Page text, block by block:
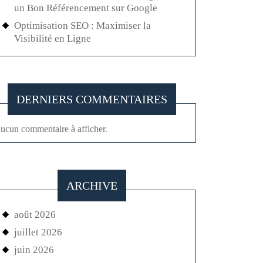
un Bon Référencement sur Google
Optimisation SEO : Maximiser la
Visibilité en Ligne
DERNIERS COMMENTAIRES
commentaire à afficher.
ARCHIVE
août 2026
juillet 2026
juin 2026